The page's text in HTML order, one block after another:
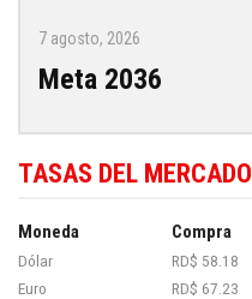
7 agosto, 2026
Meta 2036
TASAS DEL MERCADO
Moneda Compra
Dólar RD$ 58.18
Euro
RD$ 67.23